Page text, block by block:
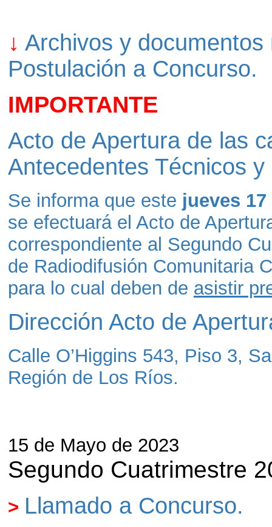
↓ Archivos y
Postulación a Concurso.
IMPORTANTE
Acto de Apertura de las
Antecedentes Técnicos
Se informa que este jueves
se efectuará el Acto de
correspondiente al Segundo
de Radiodifusión Comunitaria
para lo cual deben de asistir
Dirección Acto de
Calle O’Higgins 543, Piso 3,
Región de Los Ríos.
15 de Mayo de 2023
Segundo Cuatrimestre
> Llamado a Concurso.